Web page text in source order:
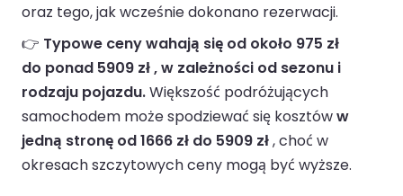
oraz tego, jak wcześnie dokonano rezerwacji.
👉 Typowe ceny wahają się od około 975 zł
do ponad 5909 zł , w zależności od sezonu i
rodzaju pojazdu.Większość podróżujących
samochodem może spodziewać się kosztóww
jedną stronę od 1666 zł do 5909 zł, choć w
okresach szczytowych ceny mogą być wyższe.